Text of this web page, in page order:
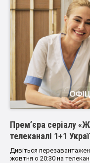
Прем’єра серіалу
телеканалі 1+1
Дивіться
жовтня о 20:30 на